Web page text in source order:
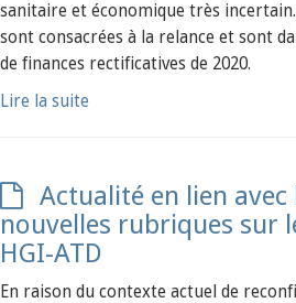
sanitaire et économique très
sont consacrées à la relance et sont
de finances rectificatives de 2020.
Lire la suite
Actualité en lien avec
nouvelles rubriques sur
HGI-ATD
En raison du contexte actuel de